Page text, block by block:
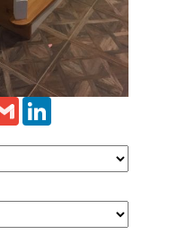
GmailLinkedIn